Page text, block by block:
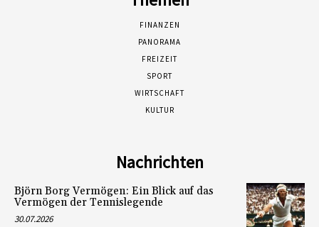
FINANZEN
PANORAMA
FREIZEIT
SPORT
WIRTSCHAFT
KULTUR
Nachrichten
Björn Borg Vermögen: Ein Blick auf das
Vermögen der Tennislegende
30.07.2026